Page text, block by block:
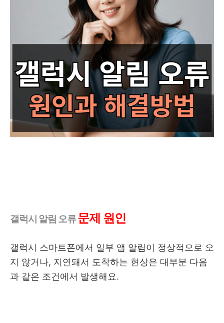
갤럭시 알림 오류문제 원인
갤럭시 스마트폰에서 일부 앱 알림이 정상적으로 오
지 않거나, 지연돼서 도착하는 현상은 대부분 다음
과 같은 조건에서 발생해요.